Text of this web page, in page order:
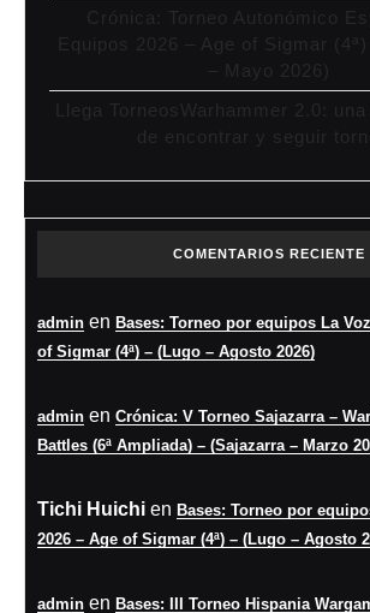
Crónica: Torneo Autonómico
Equipos 2026 – Age of Sigmar
– Mayo 2026)
Llega TorneosWarhammer 2.0:
de encontrar y seguir
COMENTARIOS RECIENTE
admin en Bases: Torneo por equipos La
of Sigmar (4ª) – (Lugo – Agosto 2026)
admin en Crónica: V Torneo Sajazarra –
Battles (6ª Ampliada) – (Sajazarra – Marzo
Tichi Huichi en Bases: Torneo por
2026 – Age of Sigmar (4ª) – (Lugo – Agosto
admin en Bases: III Torneo Hispania